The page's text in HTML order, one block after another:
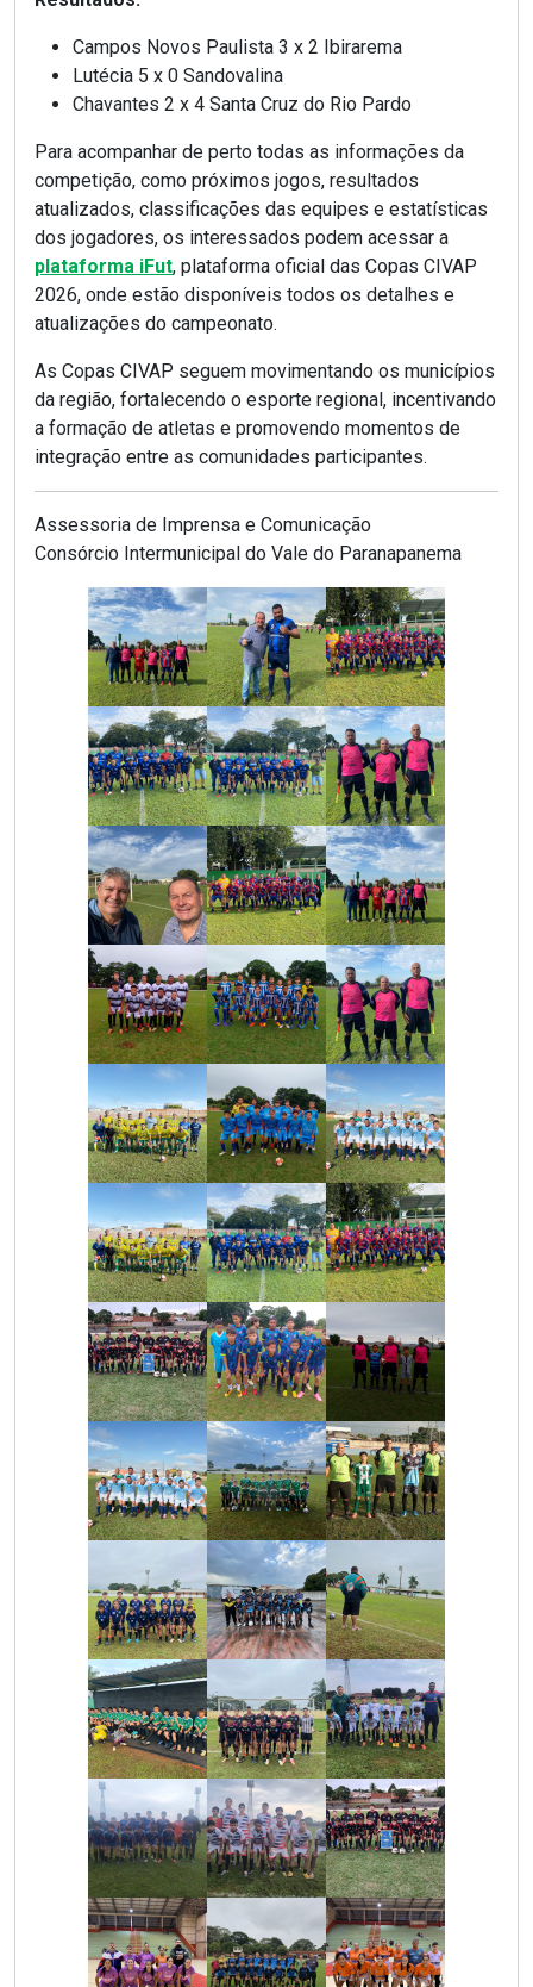
Campos Novos Paulista 3 x 2 Ibirarema
Lutécia 5 x 0 Sandovalina
Chavantes 2 x 4 Santa Cruz do Rio Pardo
Para acompanhar de perto todas as informações da
competição, como próximos jogos, resultados
atualizados, classificações das equipes e estatísticas
dos jogadores, os interessados podem acessar a
plataforma iFut, plataforma oficial das Copas CIVAP
2026, onde estão disponíveis todos os detalhes e
atualizações do campeonato.
As Copas CIVAP seguem movimentando os municípios
da região, fortalecendo o esporte regional, incentivando
a formação de atletas e promovendo momentos de
integração entre as comunidades participantes.
Assessoria de Imprensa e Comunicação
Consórcio Intermunicipal do Vale do Paranapanema